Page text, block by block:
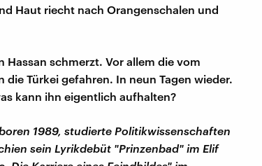
Haut riecht nach Orangenschalen und
Hassan schmerzt. Vor allem die vom
die Türkei gefahren. In neun Tagen wieder.
kann ihn eigentlich aufhalten?
1989, studierte Politikwissenschaften
sein Lyrikdebüt "Prinzenbad" im Elif